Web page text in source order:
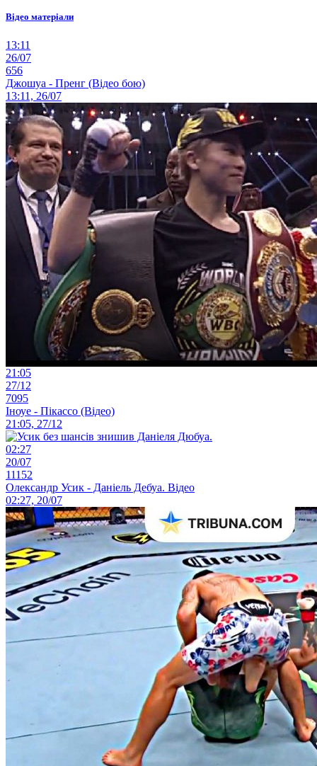
Відео матеріали
13:11
26/07
656
Джошуа - Пренг (Відео бою)
13:11, 26/07
21:05
27/12
7095
Іноуе - Пікассо (Відео)
21:05, 27/12
02:27
20/07
11152
Олександр Усик - Даніель Дебуа. Відео
02:27, 20/07